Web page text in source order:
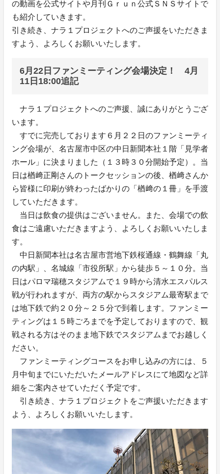
の動画を公式サイトや月刊Ｇｒｕｎ公式ＳＮＳサイトで
も紹介していきます。
引き続き、ナラ１プロジェクトへのご声援をいただきま
すよう、よろしくお願いいたします。
6月22日ファンミーティング会場決定！ 4月
11日18:00追記
ナラ１プロジェクトへのご声援、誠にありがとうござ
います。
すでに完売しております６月２２日のファンミーティ
ング会場が、名古屋市中区の中日新聞本社１階「見学者
ホール」に決まりました（１３時３０分開始予定）。当
日は楢﨑正剛さんのトークセッションの後、楢﨑さんか
ら皆様に印刷が終わったばかりの「楢﨑の１冊」を手渡
していただきます。
当日は飲食の提供はございません。また、会場での飲
食はご遠慮いただきますよう、よろしくお願いいたしま
す。
中日新聞本社は名古屋市営地下鉄桜通線・鶴舞線「丸
の内駅」、名城線「市役所駅」から徒歩５～１０分。当
日はパロマ瑞穂スタジアムで１９時から清水エスパルス
戦が行われますが、両方の駅からスタジアム最寄駅まで
は地下鉄で約２０分～２５分で到着します。ファンミー
ティングは１５時ごろまでを予定しておりますので、観
戦される方はそのまま地下鉄でスタジアムまでお越しく
ださい。
ファンミーティングコースをお申し込みの方には、５
月中旬までにいただいたメールアドレスにて地図など詳
細をご案内させていただく予定です。
引き続き、ナラ１プロジェクトをご声援いただきます
よう、よろしくお願いいたします。